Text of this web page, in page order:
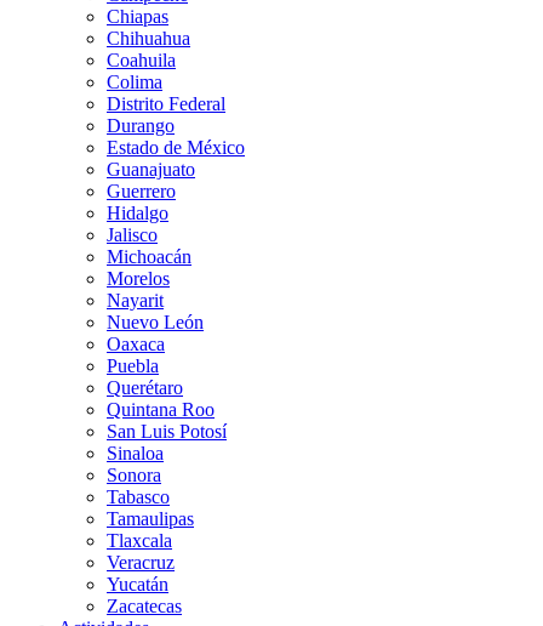
Chiapas
Chihuahua
Coahuila
Colima
Distrito Federal
Durango
Estado de México
Guanajuato
Guerrero
Hidalgo
Jalisco
Michoacán
Morelos
Nayarit
Nuevo León
Oaxaca
Puebla
Querétaro
Quintana Roo
San Luis Potosí
Sinaloa
Sonora
Tabasco
Tamaulipas
Tlaxcala
Veracruz
Yucatán
Zacatecas